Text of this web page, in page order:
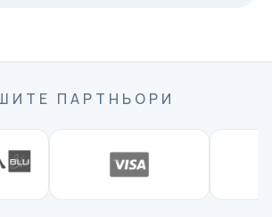
ПАРТНЬОРИ